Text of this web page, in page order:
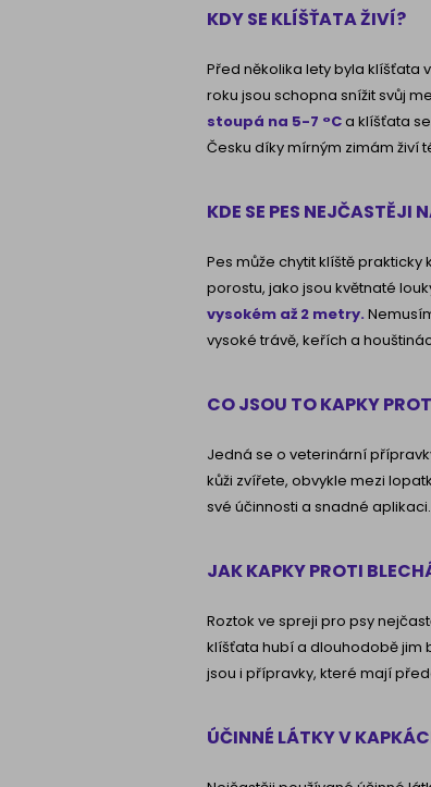
KDY SE KLÍŠŤATA ŽIVÍ?
Před několika lety byla
roku jsou schopna snížit svůj
stoupá na 5-7 °Ca klíšťata
Česku díky mírným zimám živí
KDE SE PES NEJČASTĚJI
Pes může chytit klíště
porostu, jako jsou květnaté
vysokém až 2 metry.
vysoké trávě, keřích a
CO JSOU TO KAPKY
Jedná se o veterinární
kůži zvířete, obvykle mezi
své účinnosti a snadné aplikaci.
JAK KAPKY PROTI
Roztok ve spreji pro psy
klíšťata hubí a dlouhodobě jim
jsou i přípravky, které mají
ÚČINNÉ LÁTKY V